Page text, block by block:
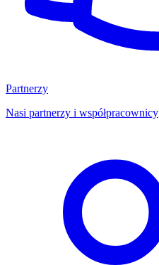
Partnerzy
Nasi partnerzy i współpracownicy